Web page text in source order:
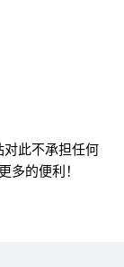
此不承担任何
的便利！